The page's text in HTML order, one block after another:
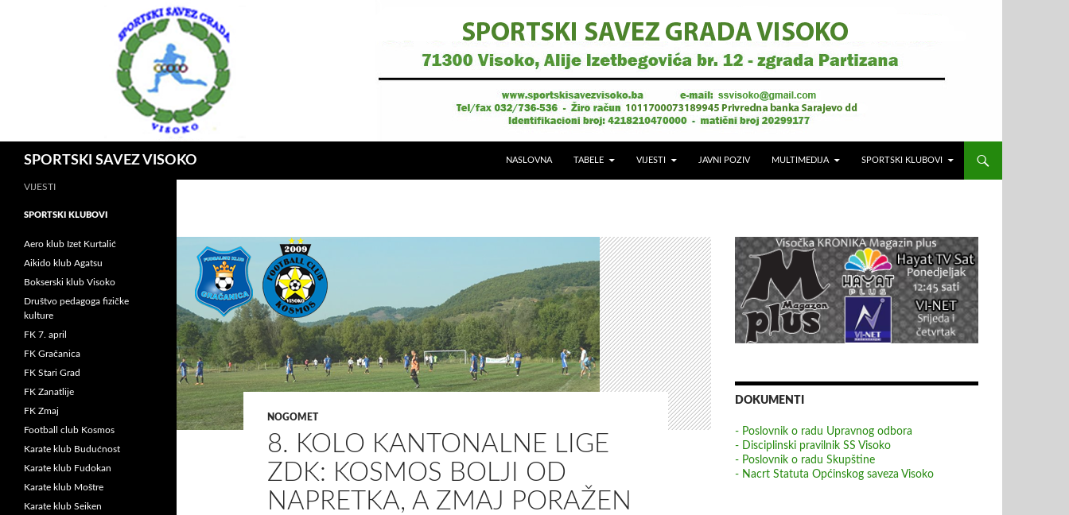
SPORTSKI SAVEZ VISOKO NASLOVNA TABELE VIJESTI JAVNI POZIV MULTIMEDIJA SPORTSKI KLUBOVI
NOGOMET
8. KOLO KANTONALNE LIGE
ZDK: KOSMOS BOLJI OD
NAPRETKA, A ZMAJ PORAŽEN
DOKUMENTI
- Poslovnik o radu Upravnog odbora
- Disciplinski pravilnik SS Visoko
- Poslovnik o radu Skupštine
- Nacrt Statuta Općinskog saveza Visoko
VIJESTI
SPORTSKI KLUBOVI
Aero klub Izet Kurtalić
Aikido klub Agatsu
Bokserski klub Visoko
Društvo pedagoga fizičke
kulture
FK 7. april
FK Gračanica
FK Stari Grad
FK Zanatlije
FK Zmaj
Football club Kosmos
Karate klub Budućnost
Karate klub Fudokan
Karate klub Moštre
Karate klub Seiken